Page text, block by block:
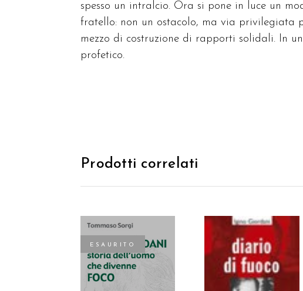
spesso un intralcio. Ora si pone in luce un
fratello: non un ostacolo, ma via privilegiata
mezzo di costruzione di rapporti solidali. In
profetico.
Prodotti correlati
ESAURITO
LEGGI TUTTO
AGGIUNGI AL